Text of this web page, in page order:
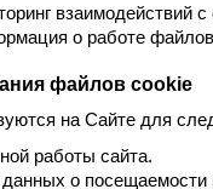
взаимодействий с
о работе
файлов cookie
на Сайте для
работы сайта.
о